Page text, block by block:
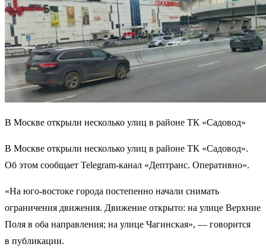
В Москве открыли несколько улиц в районе ТК «Садовод»
В Москве открыли несколько улиц в районе ТК «Садовод».
Об этом сообщает Telegram-канал «Дептранс. Оперативно».
«На юго-востоке города постепенно начали снимать
ограничения движения. Движение открыто: на улице Верхние
Поля в оба направления; на улице Чагинская», — говорится
в публикации.